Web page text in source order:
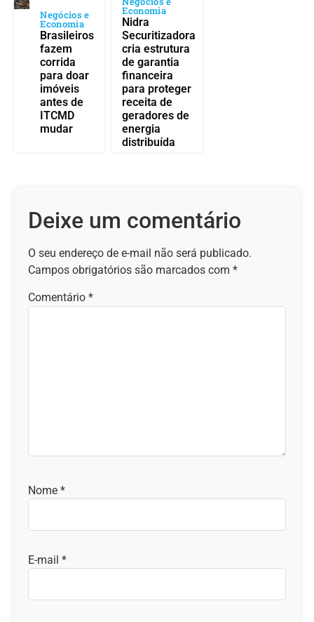
Negócios e
Economia
Brasileiros
fazem
corrida
para doar
imóveis
antes de
ITCMD
mudar
Economia
Nidra
Securitizadora
cria estrutura
de garantia
financeira
para proteger
receita de
geradores de
energia
distribuída
Deixe um comentário
O seu endereço de e-mail não será publicado.
Campos obrigatórios são marcados com *
Comentário *
Nome *
E-mail *